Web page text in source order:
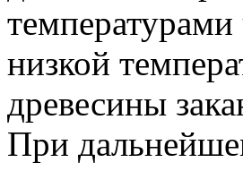
температурами
низкой
древесины
При